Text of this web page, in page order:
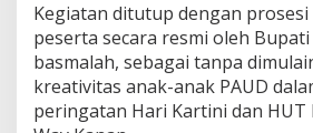
Kegiatan ditutup dengan prosesi
peserta secara resmi oleh
basmalah, sebagai tanpa
kreativitas anak-anak PAUD
peringatan Hari Kartini dan HUT